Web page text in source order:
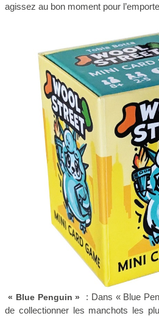
agissez au bon moment pour
« Blue Penguin »
: Dans « Blue
de collectionner les manchots les